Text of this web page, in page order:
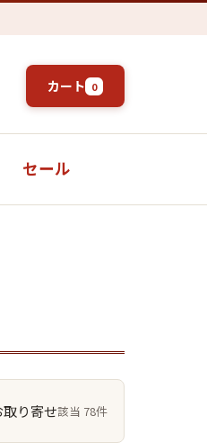
カート 0
セール
取り寄せ該当 78件